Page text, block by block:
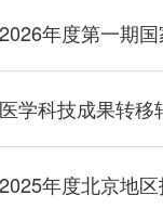
2026年度第一期国家技术
医学科技成果转移转化人
2025年度北京地